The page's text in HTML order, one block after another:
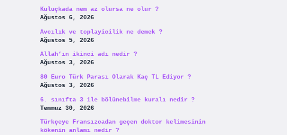
Kuluçkada nem az olursa ne olur ?
Ağustos 6, 2026
Avcılık ve toplayicilik ne demek ?
Ağustos 5, 2026
Allah’ın ikinci adı nedir ?
Ağustos 3, 2026
80 Euro Türk Parası Olarak Kaç TL Ediyor ?
Ağustos 3, 2026
6. sınıfta 3 ile bölünebilme kuralı nedir ?
Temmuz 30, 2026
Türkçeye Fransızcadan geçen doktor kelimesinin
kökenin anlamı nedir ?